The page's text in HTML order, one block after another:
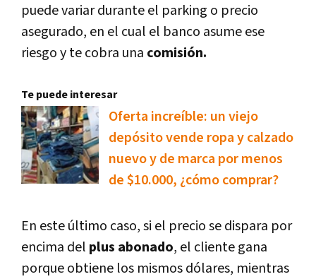
puede variar durante el parking o precio
asegurado, en el cual el banco asume ese
riesgo y te cobra una comisión.
Te puede interesar
Oferta increíble: un viejo
depósito vende ropa y calzado
nuevo y de marca por menos
de $10.000, ¿cómo comprar?
En este último caso, si el precio se dispara por
encima del plus abonado, el cliente gana
porque obtiene los mismos dólares, mientras